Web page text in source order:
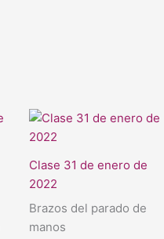
Clase 31 de enero de
2022
Brazos del parado de
manos